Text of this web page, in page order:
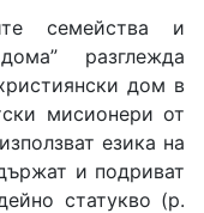
семейства и
разглежда
дом в
мисионери от
езика на
и подриват
статукво (p.